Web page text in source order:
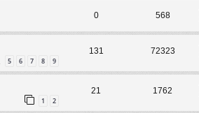
0 568
5 6 7 8 9
131 72323
1 2
21 1762